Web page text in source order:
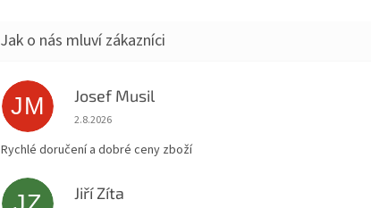
JM Josef Musil
Hodnocení obchodu je 5 z 5 hvězdiček.
2.8.2026
Rychlé doručení a dobré ceny zboží
Jiří Zíta